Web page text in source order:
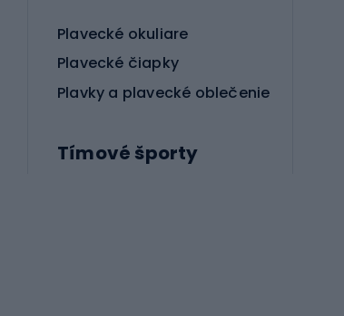
Plavecké okuliare
Plavecké čiapky
Plavky a plavecké oblečenie
Tímové športy